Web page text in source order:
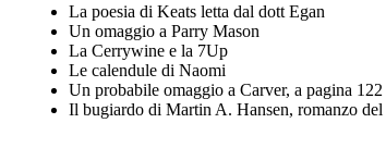
La poesia di Keats letta dal dott Egan
Un omaggio a Parry Mason
La Cerrywine e la 7Up
Le calendule di Naomi
Un probabile omaggio a Carver, a pagina 122
Il bugiardo di Martin A. Hansen, romanzo del